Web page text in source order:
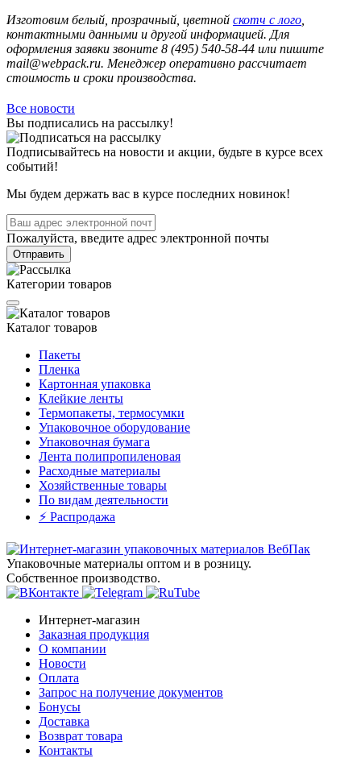
Изготовим белый, прозрачный, цветной скотч с лого
контактными данными и другой информацией. Для
оформления заявки звоните 8 (495) 540-58-44 или пишите
mail@webpack.ru. Менеджер оперативно рассчитает
стоимость и сроки производства.
Все новости
Вы подписались на рассылку!
Подписывайтесь на новости и акции, будьте в курсе всех
событий!
Мы будем держать вас в курсе последних новинок!
Пожалуйста, введите адрес электронной почты
Отправить
Категории товаров
Каталог товаров
Пакеты
Пленка
Картонная упаковка
Клейкие ленты
Термопакеты, термосумки
Упаковочное оборудование
Упаковочная бумага
Лента полипропиленовая
Расходные материалы
Хозяйственные товары
По видам деятельности
⚡️ Распродажа
Упаковочные материалы оптом и в розницу.
Собственное производство.
Интернет-магазин
Заказная продукция
О компании
Новости
Оплата
Запрос на получение документов
Бонусы
Доставка
Возврат товара
Контакты